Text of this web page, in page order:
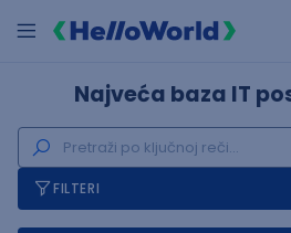
Najveća baza IT
FILTERI